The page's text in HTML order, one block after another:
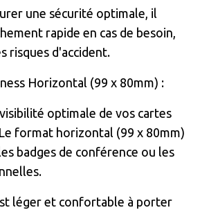
une sécurité optimale, il
rapide en cas de besoin,
risques d'accident.
Horizontal (99 x 80mm) :
optimale de vos cartes
format horizontal (99 x 80mm)
badges de conférence ou les
léger et confortable à porter